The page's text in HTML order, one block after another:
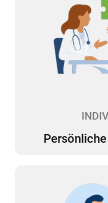
Persönliche
Sie haben Fragen oder
Entscheidung treffen?
festen